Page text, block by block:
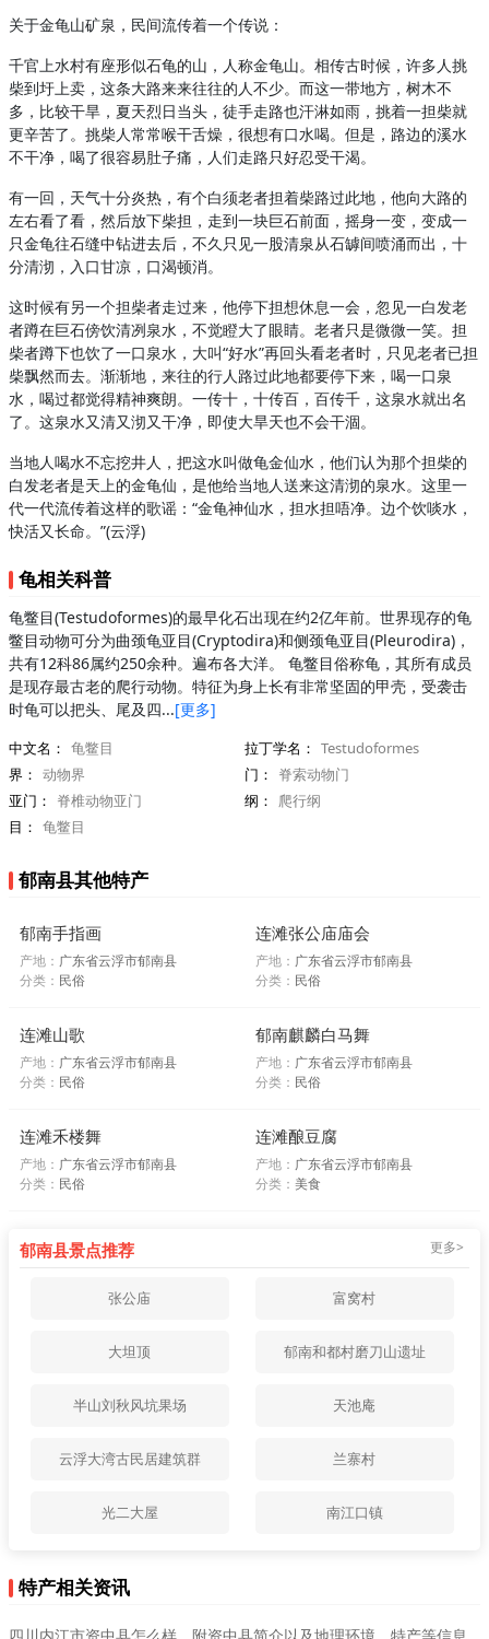
关于金龟山矿泉，民间流传着一个传说：
千官上水村有座形似石龟的山，人称金龟山。相传古时候，许多人挑
柴到圩上卖，这条大路来来往往的人不少。而这一带地方，树木不
多，比较干旱，夏天烈日当头，徒手走路也汗淋如雨，挑着一担柴就
更辛苦了。挑柴人常常喉干舌燥，很想有口水喝。但是，路边的溪水
不干净，喝了很容易肚子痛，人们走路只好忍受干渴。
有一回，天气十分炎热，有个白须老者担着柴路过此地，他向大路的
左右看了看，然后放下柴担，走到一块巨石前面，摇身一变，变成一
只金龟往石缝中钻进去后，不久只见一股清泉从石罅间喷涌而出，十
分清沏，入口甘凉，口渴顿消。
这时候有另一个担柴者走过来，他停下担想休息一会，忽见一白发老
者蹲在巨石傍饮清冽泉水，不觉瞪大了眼睛。老者只是微微一笑。担
柴者蹲下也饮了一口泉水，大叫“好水”再回头看老者时，只见老者已担
柴飘然而去。渐渐地，来往的行人路过此地都要停下来，喝一口泉
水，喝过都觉得精神爽朗。一传十，十传百，百传千，这泉水就出名
了。这泉水又清又沏又干净，即使大旱天也不会干涸。
当地人喝水不忘挖井人，把这水叫做龟金仙水，他们认为那个担柴的
白发老者是天上的金龟仙，是他给当地人送来这清沏的泉水。这里一
代一代流传着这样的歌谣：“金龟神仙水，担水担唔净。边个饮啖水，
快活又长命。”(云浮)
龟相关科普
龟鳖目(Testudoformes)的最早化石出现在约2亿年前。世界现存的龟
鳖目动物可分为曲颈龟亚目(Cryptodira)和侧颈龟亚目(Pleurodira)，
共有12科86属约250余种。遍布各大洋。 龟鳖目俗称龟，其所有成员
是现存最古老的爬行动物。特征为身上长有非常坚固的甲壳，受袭击
时龟可以把头、尾及四...[更多]
中文名： 龟鳖目 拉丁学名： Testudoformes
界： 动物界 门：
脊索动物门
亚门：
脊椎动物亚门 纲：
爬行纲
目： 龟鳖目
郁南县其他特产
郁南手指画
产地： 广东省云浮市郁南县
分类： 民俗
连滩张公庙庙会
产地： 广东省云浮市郁南县
分类： 民俗
连滩山歌
产地： 广东省云浮市郁南县
分类： 民俗
郁南麒麟白马舞
产地： 广东省云浮市郁南县
分类： 民俗
连滩禾楼舞
产地： 广东省云浮市郁南县
分类： 民俗
连滩酿豆腐
产地： 广东省云浮市郁南县
分类： 美食
郁南县景点推荐 更多>
张公庙 富窝村
大坦顶 郁南和都村磨刀山遗址
半山刘秋风坑果场 天池庵
云浮大湾古民居建筑群 兰寨村
光二大屋 南江口镇
特产相关资讯